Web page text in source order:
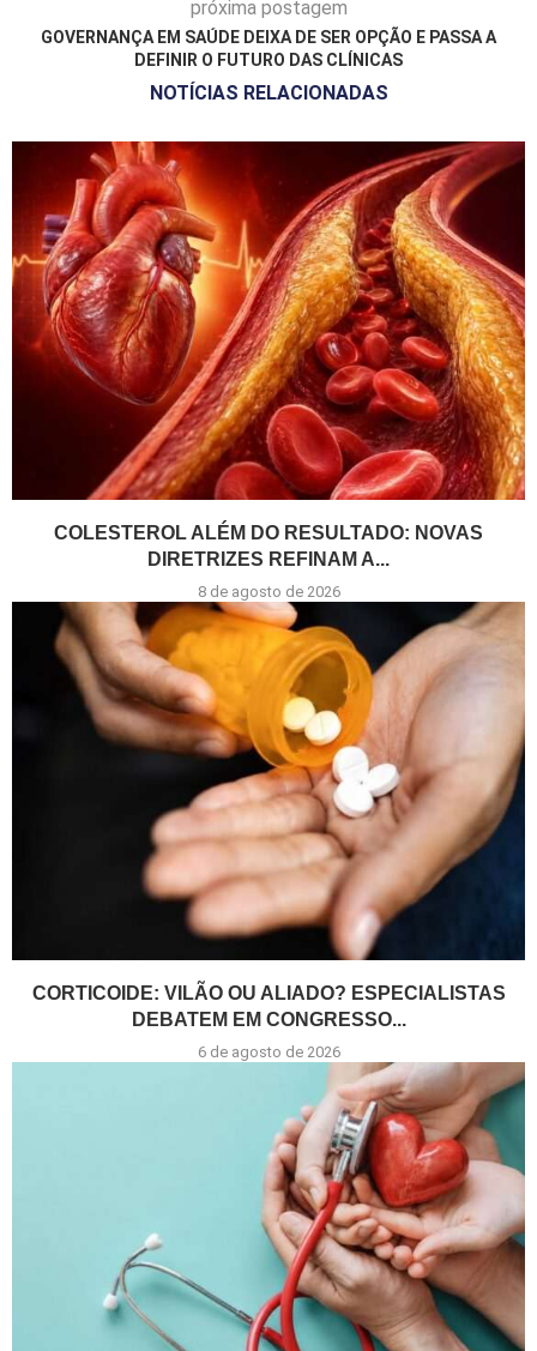
próxima postagem
GOVERNANÇA EM SAÚDE DEIXA DE SER OPÇÃO E PASSA A
DEFINIR O FUTURO DAS CLÍNICAS
NOTÍCIAS RELACIONADAS
COLESTEROL ALÉM DO RESULTADO: NOVAS
DIRETRIZES REFINAM A...
8 de agosto de 2026
CORTICOIDE: VILÃO OU ALIADO? ESPECIALISTAS
DEBATEM EM CONGRESSO...
6 de agosto de 2026